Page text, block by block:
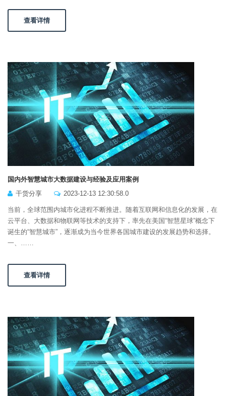
查看详情
国内外智慧城市大数据建设与经验及应用案例
干货分享
2023-12-13 12:30:58.0
当前，全球范围内城市化进程不断推进。随着互联网和信息化的发展，在
云平台、大数据和物联网等技术的支持下，率先在美国“智慧星球”概念下
诞生的“智慧城市”，逐渐成为当今世界各国城市建设的发展趋势和选择。
一、……
查看详情